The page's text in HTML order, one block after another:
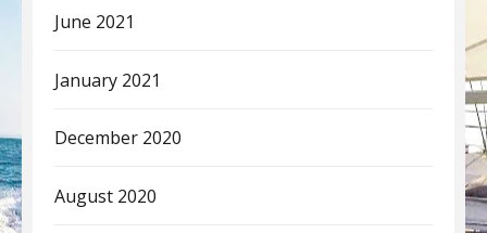
June 2021
January 2021
December 2020
August 2020